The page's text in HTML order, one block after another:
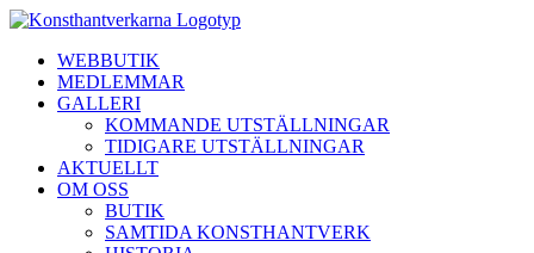
Fortsätt
innehålletWEBBUTIK
MEDLEMMAR
GALLERI
KOMMANDE UTSTÄLLNINGAR
TIDIGARE UTSTÄLLNINGAR
AKTUELLT
OM OSS
BUTIK
SAMTIDA KONSTHANTVERK